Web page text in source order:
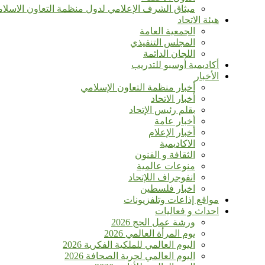
ميثاق الشرف الإعلامي لدول منظمة التعاون
هيئة الاتحاد
الجمعية العامة
المجلس التنفيذي
اللجان الدائمة
أكاديمية أوسبو للتدريب
الأخبار
أخبار منظمة التعاون الإسلامي
أخبار الاتحاد
بقلم رئيس الإتحاد
أخبار عامة
أخبار الإعلام
الاكاديمية
الثقافة و الفنون
منوعات عالمية
انفوجراف اللإتحاد
اخبار فلسطين
مواقع إذاعات وتلفزيونات
احداث و فعاليات
ورشة عمل الحج 2026
يوم المرأة العالمي 2026
اليوم العالمي للملكية الفكرية 2026
اليوم العالمي لحرية الصحافة 2026